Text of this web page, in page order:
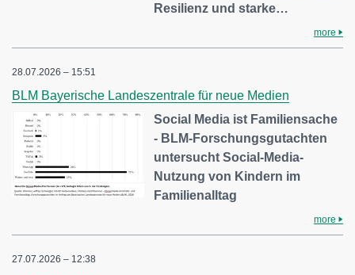
Resilienz und starke…
more
28.07.2026 – 15:51
BLM Bayerische Landeszentrale für neue Medien
Social Media ist Familiensache
- BLM-Forschungsgutachten
untersucht Social-Media-
Nutzung von Kindern im
Familienalltag
more
27.07.2026 – 12:38